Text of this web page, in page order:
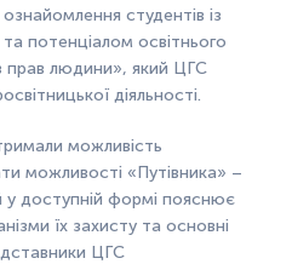
студентів із
потенціалом освітнього
прав людини», який ЦГС
діяльності.
можливість
можливості «Путівника» –
доступній формі пояснює
їх захисту та основні
ЦГС